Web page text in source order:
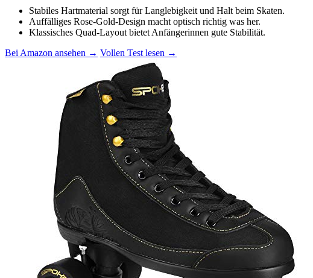
Stabiles Hartmaterial sorgt für Langlebigkeit und Halt beim Skaten.
Auffälliges Rose-Gold-Design macht optisch richtig was her.
Klassisches Quad-Layout bietet Anfängerinnen gute Stabilität.
Bei Amazon ansehen → Vollen Test lesen →